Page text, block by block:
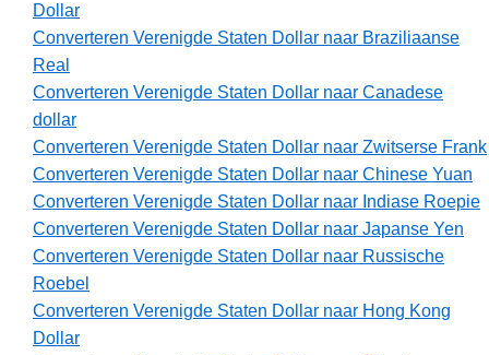
Dollar
Converteren Verenigde Staten Dollar naar Braziliaanse
Real
Converteren Verenigde Staten Dollar naar Canadese
dollar
Converteren Verenigde Staten Dollar naar Zwitserse Frank
Converteren Verenigde Staten Dollar naar Chinese Yuan
Converteren Verenigde Staten Dollar naar Indiase Roepie
Converteren Verenigde Staten Dollar naar Japanse Yen
Converteren Verenigde Staten Dollar naar Russische
Roebel
Converteren Verenigde Staten Dollar naar Hong Kong
Dollar